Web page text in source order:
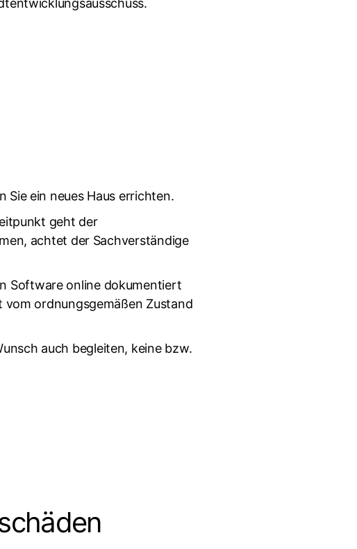
ein neues Haus errichten.
geht der
achtet der Sachverständige
Software online dokumentiert
vom ordnungsgemäßen Zustand
auch begleiten, keine bzw.